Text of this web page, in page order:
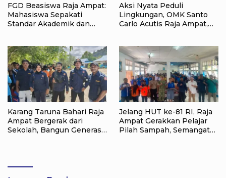
FGD Beasiswa Raja Ampat:
Mahasiswa Sepakati
Standar Akademik dan
Aksi Nyata Peduli
Lingkungan, OMK Santo
Carlo Acutis Raja Ampat,
Karang Taruna Bahari Raja
Ampat Bergerak dari
Sekolah, Bangun Generasi
Jelang HUT ke-81 RI, Raja
Ampat Gerakkan Pelajar
Pilah Sampah, Semangat